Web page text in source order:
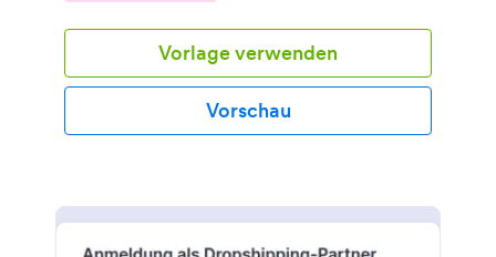
Vorlage verwenden
Vorschau